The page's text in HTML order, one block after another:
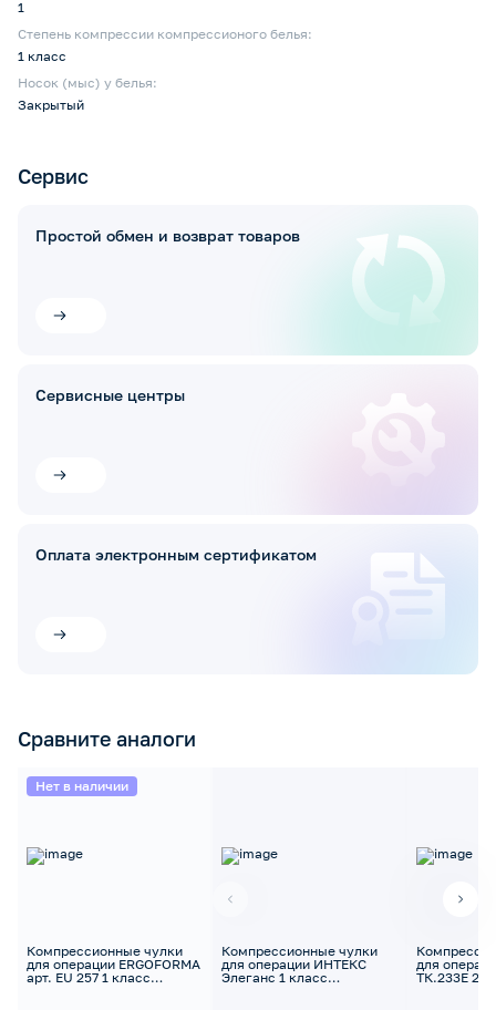
1
Степень компрессии компрессионого белья:
1 класс
Носок (мыс) у белья:
Закрытый
Сервис
Простой обмен и возврат товаров
Сервисные центры
Оплата электронным сертификатом
Сравните аналоги
Нет в наличии
Компрессионные чулки
для операции ERGOFORMA
арт. EU 257 1 класс
Компрессионные чулки
для операции ИНТЕКС
Элеганс 1 класс
для
ТК.233Е 2